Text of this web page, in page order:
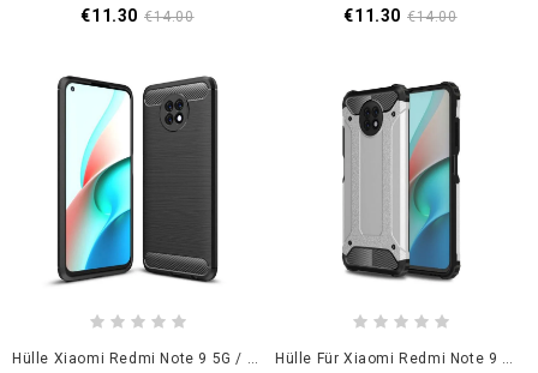
€11.30 €14.00 €11.30 €14.00
Hülle Xiaomi Redmi Note 9 5G / Note 9T 5G Schwarz Gebürstete Kohlefaser Hülle Für Xiaomi Redmi Note 9 5G / Note 9T 5G Schwarz Überlebender